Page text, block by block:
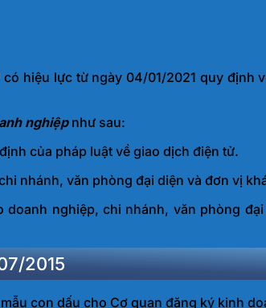
hiệu lực từ ngày 04/01/2021 quy định
nghiệpnhư sau:
của pháp luật về giao dịch điện tử.
nhánh, văn phòng đại diện và đơn vị
nghiệp, chi nhánh, văn phòng
2015
con dấu cho Cơ quan đăng ký kinh